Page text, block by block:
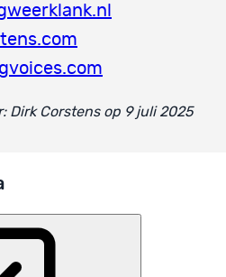
Dirk Corstens op 9 juli 2025